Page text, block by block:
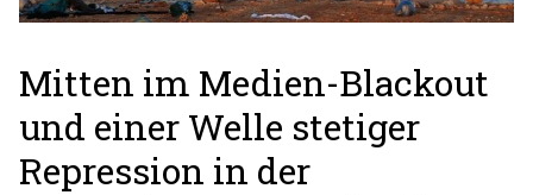
Mitten im Medien-Blackout
und einer Welle stetiger
Repression in der